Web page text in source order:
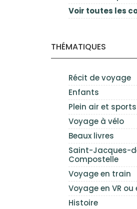
Voir toutes les
THÉMATIQUES
Récit de voyage
Enfants
Plein air et sports
Voyage à vélo
Beaux livres
Saint-Jacques-
Compostelle
Voyage en train
Voyage en VR ou
Histoire